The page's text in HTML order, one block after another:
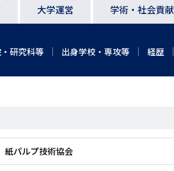
大学運営 学術・社会貢献
研究科等 出身学校・専攻等 経歴
紙パルプ技術協会